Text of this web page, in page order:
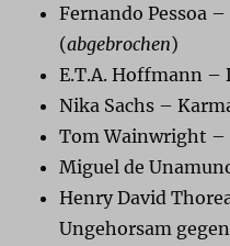
Fernando Pessoa
(abgebrochen)
E.T.A. Hoffmann –
Nika Sachs –
Tom Wainwright –
Miguel de
Henry David
Ungehorsam